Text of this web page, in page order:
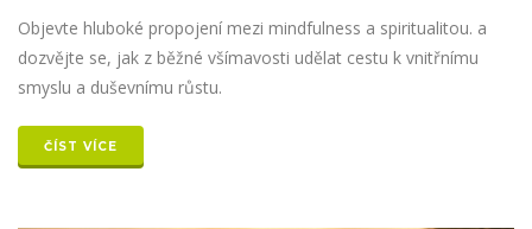
Objevte hluboké propojení mezi mindfulness a spiritualitou. a
dozvějte se, jak z běžné všímavosti udělat cestu k vnitřnímu
smyslu a duševnímu růstu.
ČÍST VÍCE